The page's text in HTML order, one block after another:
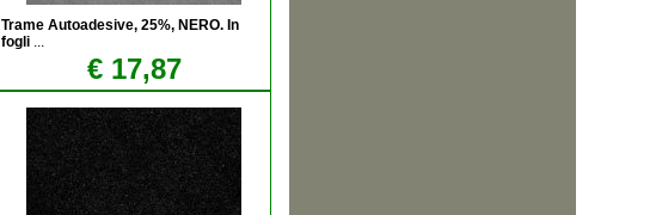
Trame Autoadesive, 25%, NERO. In
fogli ...
€ 17,87